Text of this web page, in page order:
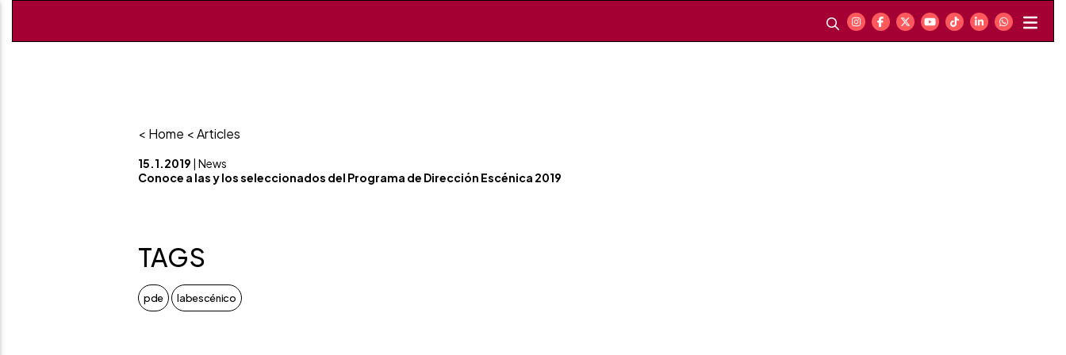
< Home < Articles
15.1.2019 | News
Conoce a las y los seleccionados del Programa de Dirección Escénica 2019
TAGS
pde labescénico